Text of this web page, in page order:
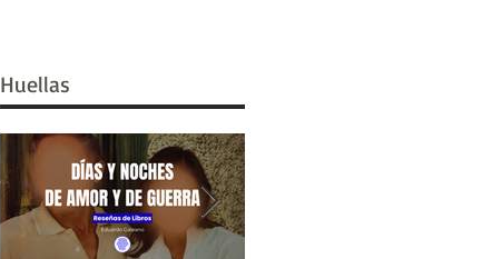
Huellas